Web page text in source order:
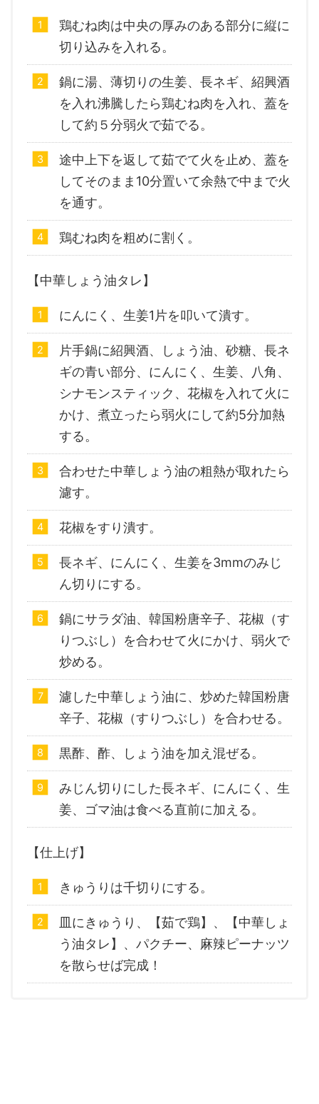
鶏むね肉は中央の厚みのある部分に縦に
切り込みを入れる。
鍋に湯、薄切りの生姜、長ネギ、紹興酒
を入れ沸騰したら鶏むね肉を入れ、蓋を
して約５分弱火で茹でる。
途中上下を返して茹でて火を止め、蓋を
してそのまま10分置いて余熱で中まで火
を通す。
鶏むね肉を粗めに割く。
【中華しょう油タレ】
にんにく、生姜1片を叩いて潰す。
片手鍋に紹興酒、しょう油、砂糖、長ネ
ギの青い部分、にんにく、生姜、八角、
シナモンスティック、花椒を入れて火に
かけ、煮立ったら弱火にして約5分加熱
する。
合わせた中華しょう油の粗熱が取れたら
濾す。
花椒をすり潰す。
長ネギ、にんにく、生姜を3mmのみじ
ん切りにする。
鍋にサラダ油、韓国粉唐辛子、花椒（す
りつぶし）を合わせて火にかけ、弱火で
炒める。
濾した中華しょう油に、炒めた韓国粉唐
辛子、花椒（すりつぶし）を合わせる。
黒酢、酢、しょう油を加え混ぜる。
みじん切りにした長ネギ、にんにく、生
姜、ゴマ油は食べる直前に加える。
【仕上げ】
きゅうりは千切りにする。
皿にきゅうり、【茹で鶏】、【中華しょ
う油タレ】、パクチー、麻辣ピーナッツ
を散らせば完成！